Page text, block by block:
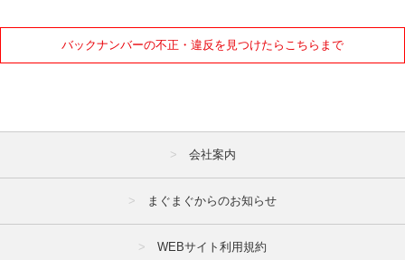
バックナンバーの不正・違反を見つけたらこちらまで
会社案内
まぐまぐからのお知らせ
WEBサイト利用規約